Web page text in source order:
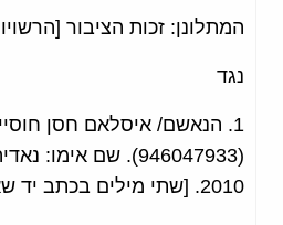
המתלונן: זכות הציבור
נגד
1. הנאשם/ איסלאם חסן
2010. [שתי מילים בכתב יד שאינן ברורות, ייתכן חתימתו של איסלאם חאמד].